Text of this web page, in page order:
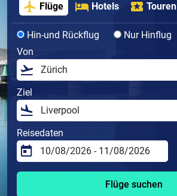
Flüge Hotels Touren
Hin-und Rückflug Nur Hinflug
Von
Ziel
Reisedaten
Flüge suchen